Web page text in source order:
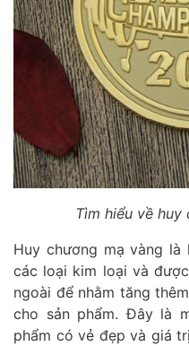
Tìm hiểu về
Huy chương mạ vàng
các loại kim loại và
ngoài để nhằm tăng
cho sản phẩm. Đây là
phẩm có vẻ đẹp và giá